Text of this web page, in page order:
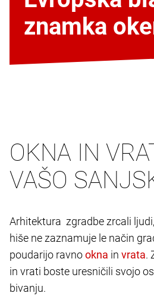
znamka
OKNA IN
VAŠO
Arhitektura zgradbe zrcali
hiše ne zaznamuje le način
poudarijo ravno
in
.
in vrati boste uresničili svojo
bivanju.